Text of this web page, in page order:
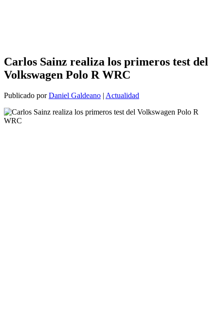
Carlos Sainz realiza los primeros test del
Volkswagen Polo R WRC
Publicado porDaniel Galdeano | Actualidad